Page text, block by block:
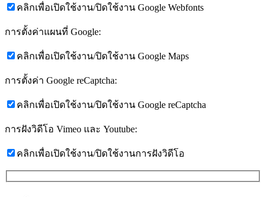
คลิกเพื่อเปิดใช้งาน/ปิดใช้งาน Google Webfonts
การตั้งค่าแผนที่ Google:
คลิกเพื่อเปิดใช้งาน/ปิดใช้งาน Google Maps
การตั้งค่า Google reCaptcha:
คลิกเพื่อเปิดใช้งาน/ปิดใช้งาน Google reCaptcha
การฝังวิดีโอ Vimeo และ Youtube:
คลิกเพื่อเปิดใช้งาน/ปิดใช้งานการฝังวิดีโอ